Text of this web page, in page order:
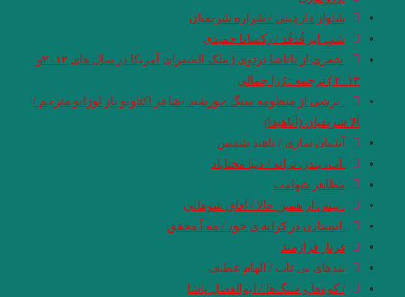
شلوار دارچینی / شراره شریفیان
شبِ ابر قُدقُد / رکسانا حمیدی
.شعری از ناتاشا ترتوی ( ملک الشعرای آمریکا در سال های ۲۰۱۲و
۲۰۱۳ ) ترجمه : رُزا جمالی
. برشی از منظومه سنگ خورشید /شاعر اکتاویو پاز لوزانو مترجم /
آلا شریفیان (آناهیدا)
آشیان سازی / ناهید شمس
.آب، بندر، ترانه / دیبا مختاباد
مظاهر شهامت
. پیش از همین حالا / آفاق شوهانی
.ایستادن در کرانه ی خود / مه آ محقق
فرناز فرازمند
بندهای بی تاب / الهام عطیف
/ کوه‌ها و سنگ‌ها / ابوالفضل پاشا